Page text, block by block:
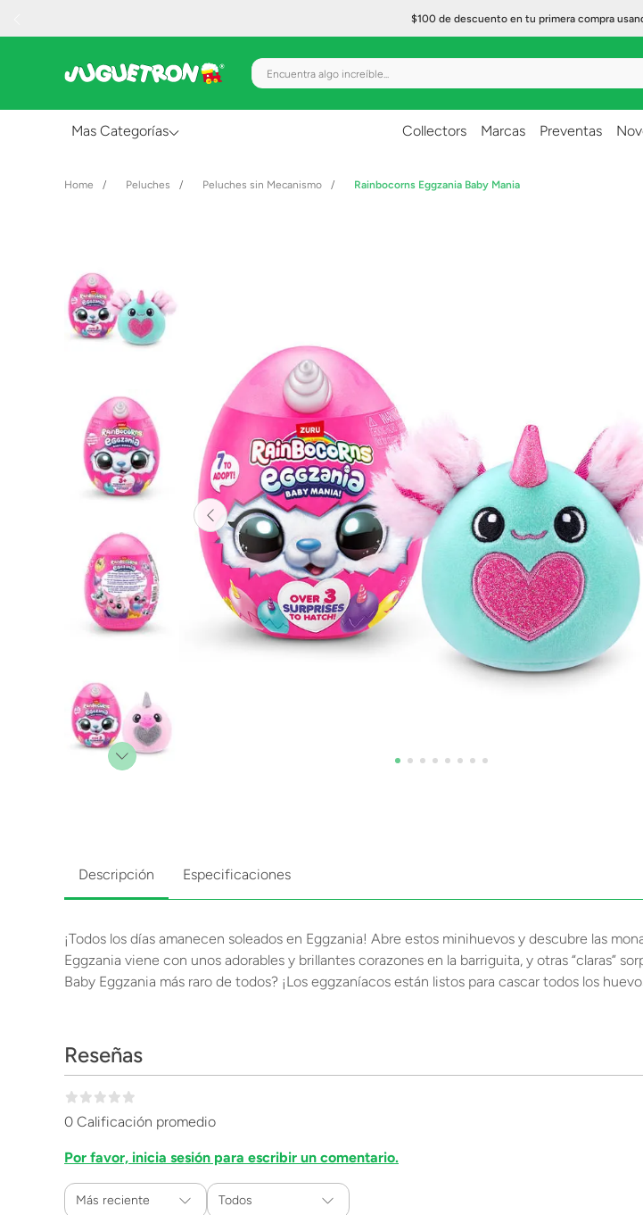
$100 de descuento en tu primera compra
Encuentra algo increíble...
Mas Categorías
Creatividad y Arte
Figuras de Acción
Gadgets y Electrónicos
Lanzadores
Muñecas
Construcción
Vehículos y Pistas
Collectors Marcas Preventas
Peluches Peluches sin Mecanismo Rainbocorns Eggzania Baby Mania
Descripción Especificaciones
¡Todos los días amanecen soleados en Eggzania! Abre estos minihuevos y descubre las
Eggzania viene con unos adorables y brillantes corazones en la barriguita, y otras “claras”
Baby Eggzania más raro de todos? ¡Los eggzaníacos están listos para cascar todos los
Reseñas
0 Calificación promedio
Por favor, inicia sesión para escribir un comentario.
Más reciente Todos